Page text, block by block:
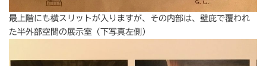
最上階にも横スリットが入りますが、その内部は、壁庇で覆われ
た半外部空間の展示室（下写真左側）